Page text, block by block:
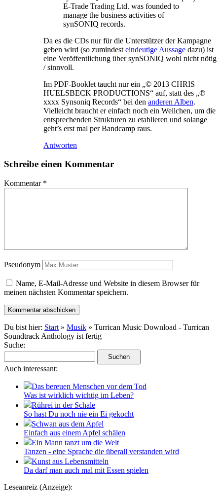
E-Trade Trading Ltd. was founded to
manage the business activities of
synSONIQ records.
Da es die CDs nur für die Unterstützer der Kampagne
geben wird (so zumindest eindeutige Aussage dazu) ist
eine Veröffentlichung über synSONIQ wohl nicht nötig
/ sinnvoll.
Im PDF-Booklet taucht nur ein „© 2013 CHRIS
HUELSBECK PRODUCTIONS“ auf, statt des „℗
xxxx Synsoniq Records“ bei den anderen Alben.
Vielleicht braucht er einfach noch ein Weilchen, um die
entsprechenden Strukturen zu etablieren und solange
geht’s erst mal per Bandcamp raus.
Antworten
Schreibe einen Kommentar
Kommentar *
Pseudonym
Name, E-Mail-Adresse und Website in diesem Browser für
meinen nächsten Kommentar speichern.
Du bist hier: Start » Musik » Turrican Music Download - Turrican
Soundtrack Anthology ist fertig
Suche:
Auch interessant:
Das bereuen Menschen vor dem Tod
Was ist wirklich wichtig im Leben?
Rührei in der Schale
So hast Du noch nie ein Ei gekocht
Schwan aus dem Apfel
Einfach aus einem Apfel schälen
Ein Mann tanzt um die Welt
Tanzen - eine Sprache die überall verstanden wird
Kunst aus Lebensmitteln
Da darf man auch mal mit Essen spielen
Leseanreiz (Anzeige):